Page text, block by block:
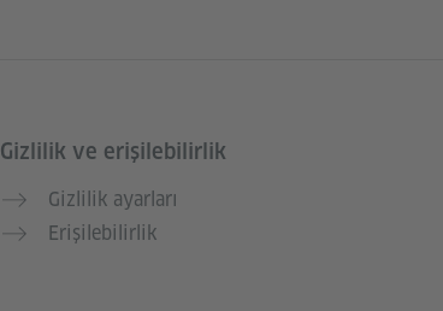
Gizlilik ve erişilebilirlik
Gizlilik ayarları
Erişilebilirlik